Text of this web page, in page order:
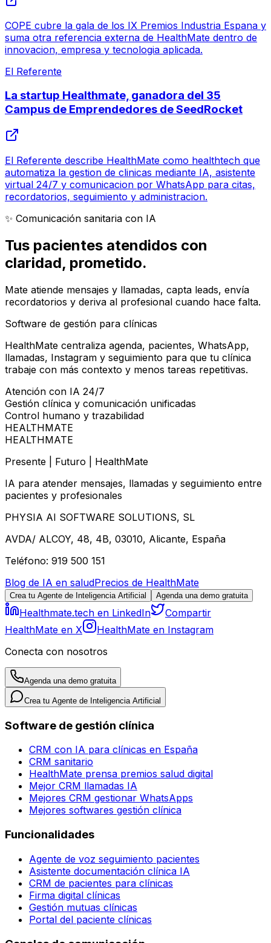
COPE cubre la gala de los IX Premios Industria Espana y
suma otra referencia externa de HealthMate dentro de
innovacion, empresa y tecnologia aplicada.
El Referente
La startup Healthmate, ganadora del 35
Campus de Emprendedores de SeedRocket
El Referente describe HealthMate como healthtech que
automatiza la gestion de clinicas mediante IA, asistente
virtual 24/7 y comunicacion por WhatsApp para citas,
recordatorios, seguimiento y administracion.
✨ Comunicación sanitaria con IA
Tus pacientes atendidos con
claridad, prometido.
Mate atiende mensajes y llamadas, capta leads, envía
recordatorios y deriva al profesional cuando hace falta.
Software de gestión para clínicas
HealthMate centraliza agenda, pacientes, WhatsApp,
llamadas, Instagram y seguimiento para que tu clínica
trabaje con más contexto y menos tareas repetitivas.
Atención con IA 24/7
Gestión clínica y comunicación unificadas
Control humano y trazabilidad
HEALTHMATE
HEALTHMATE
Presente | Futuro | HealthMate
IA para atender mensajes, llamadas y seguimiento entre
pacientes y profesionales
PHYSIA AI SOFTWARE SOLUTIONS, SL
AVDA/ ALCOY, 48, 4B, 03010, Alicante, España
Teléfono: 919 500 151
Blog de IA en saludPrecios de HealthMate
Crea tu Agente de Inteligencia Artificial Agenda una demo gratuita
Healthmate.tech en LinkedIn
Compartir
HealthMate en X
HealthMate en Instagram
Conecta con nosotros
Agenda una demo gratuita
Crea tu Agente de Inteligencia Artificial
Software de gestión clínica
CRM con IA para clínicas en España
CRM sanitario
HealthMate prensa premios salud digital
Mejor CRM llamadas IA
Mejores CRM gestionar WhatsApps
Mejores softwares gestión clínica
Funcionalidades
Agente de voz seguimiento pacientes
Asistente documentación clínica IA
CRM de pacientes para clínicas
Firma digital clínicas
Gestión mutuas clínicas
Portal del paciente clínicas